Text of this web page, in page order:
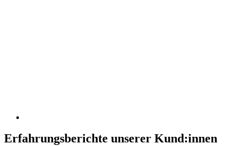
Erfahrungsberichte unserer Kund:innen